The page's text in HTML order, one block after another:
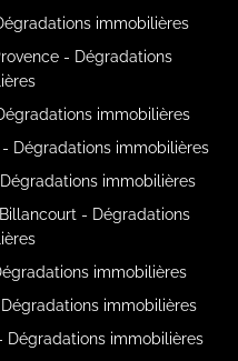
immobilières
- Dégradations
immobilières
Dégradations immobilières
immobilières
- Dégradations
immobilières
immobilières
Dégradations immobilières